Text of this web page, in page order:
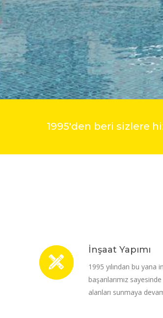
1995'den beri sizlere
İnşaat Yapımı
1995 yılından bu yana
başarılarımız
alanları sunmaya